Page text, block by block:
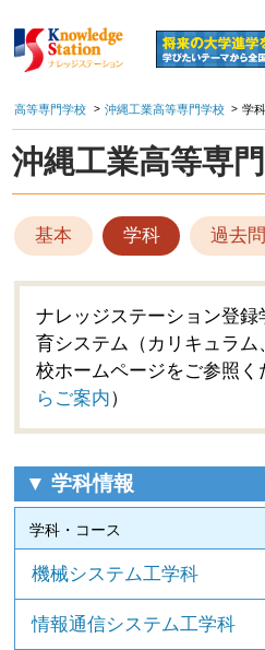
高等専門学校 沖縄工業高等専門学校 学科
沖縄工業高等専
基本 学科 過去問
ナレッジステーション登
育システム（カリキュラ
校ホームページをご参照く
らご案内）
▼ 学科情報
学科・コース
機械システム工学科
情報通信システム工学科